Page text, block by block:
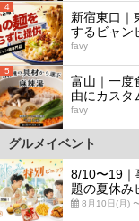
4
新宿東口｜
するビャン
favy
5
富山｜一度
由にカスタ
favy
グルメイベント
8/10〜19｜
題の夏休み
8月10日(月)